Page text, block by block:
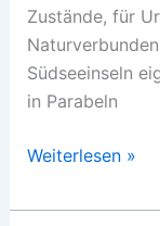
Zustände, für
Südseeinseln
in Parabeln
Vom
zur
Weiterlesen »